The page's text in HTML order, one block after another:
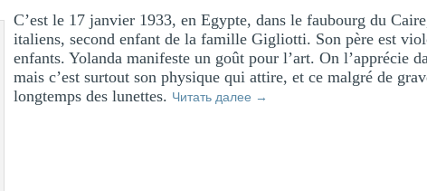
C’est le 17 janvier 1933, en Egypte, dans le faubourg du
italiens, second enfant de la famille Gigliotti. Son père est
enfants. Yolanda manifeste un goût pour l’art. On l’apprécie
mais c’est surtout son physique qui attire, et ce malgré de
longtemps des lunettes. Читать далее →